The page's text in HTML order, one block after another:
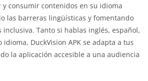
y consumir contenidos en su idioma
las barreras lingüísticas y fomentando
inclusiva. Tanto si hablas inglés, español,
DuckVision APK se adapta a tus
la aplicación accesible a una audiencia